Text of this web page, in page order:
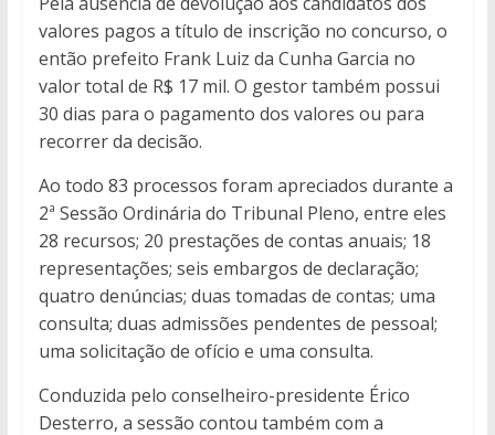
valores pagos a título de inscrição no concurso, o
então prefeito Frank Luiz da Cunha Garcia no
valor total de R$ 17 mil. O gestor também possui
30 dias para o pagamento dos valores ou para
recorrer da decisão.
Ao todo 83 processos foram apreciados durante a
2ª Sessão Ordinária do Tribunal Pleno, entre eles
28 recursos; 20 prestações de contas anuais; 18
representações; seis embargos de declaração;
quatro denúncias; duas tomadas de contas; uma
consulta; duas admissões pendentes de pessoal;
uma solicitação de ofício e uma consulta.
Conduzida pelo conselheiro-presidente Érico
Desterro, a sessão contou também com a